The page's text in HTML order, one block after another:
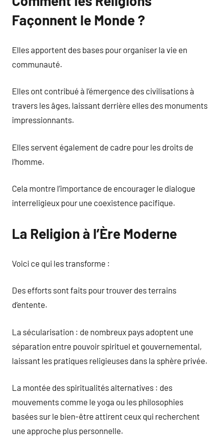
Façonnent le Monde ?
Elles apportent des bases pour organiser la vie en
communauté.
Elles ont contribué à l’émergence des civilisations à
travers les âges, laissant derrière elles des monuments
impressionnants.
Elles servent également de cadre pour les droits de
l’homme.
Cela montre l’importance de encourager le dialogue
interreligieux pour une coexistence pacifique.
La Religion à l’Ère Moderne
Voici ce qui les transforme :
Des efforts sont faits pour trouver des terrains
d’entente.
La sécularisation : de nombreux pays adoptent une
séparation entre pouvoir spirituel et gouvernemental,
laissant les pratiques religieuses dans la sphère privée.
La montée des spiritualités alternatives : des
mouvements comme le yoga ou les philosophies
basées sur le bien-être attirent ceux qui recherchent
une approche plus personnelle.